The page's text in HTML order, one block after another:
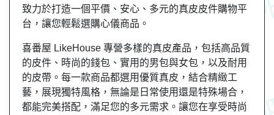
致力於打造一個平價、安心、多元的真皮皮件購物平
台，讓您輕鬆選購心儀商品。
喜番屋 LikeHouse 專營多樣的真皮產品，包括高品質
的皮件、時尚的錢包、實用的男包與女包，以及耐用
的皮帶。每一款商品都選用優質真皮，結合精緻工
藝，展現獨特風格，無論是日常使用還是特殊場合，
都能完美搭配，滿足您的多元需求。讓您在享受時尚